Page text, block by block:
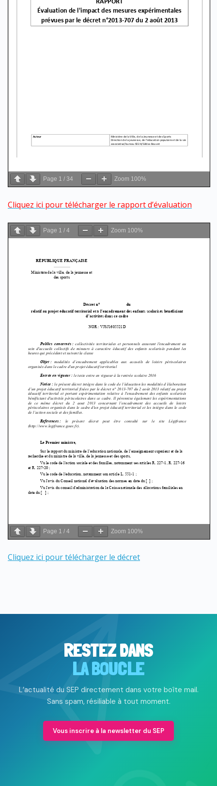
Page 1 / 34 Zoom 100%
Cliquez ici pour télécharger le rapport d’évaluation
Page 1 / 4 Zoom 100%
Page 1 / 4 Zoom 100%
Cliquez ici pour télécharger le décret
RESTEZ DANS
LA BOUCLE
L’actualité du SEP directement dans votre boîte mail.
Sans spam, résiliable à tout moment.
Vous inscrire à la newsletter du SEP